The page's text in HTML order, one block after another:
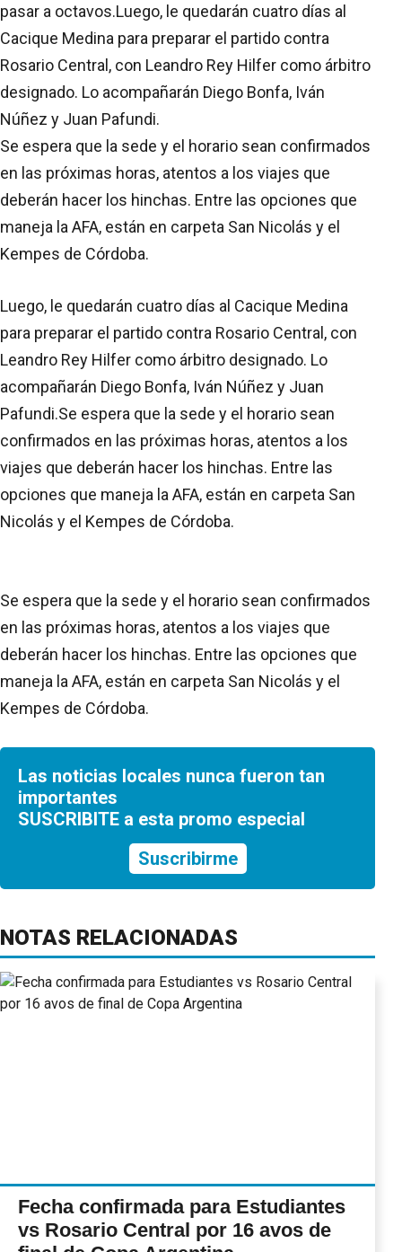
pasar a octavos.Luego, le quedarán cuatro días al
Cacique Medina para preparar el partido contra
Rosario Central, con Leandro Rey Hilfer como árbitro
designado. Lo acompañarán Diego Bonfa, Iván
Núñez y Juan Pafundi.
Se espera que la sede y el horario sean confirmados
en las próximas horas, atentos a los viajes que
deberán hacer los hinchas. Entre las opciones que
maneja la AFA, están en carpeta San Nicolás y el
Kempes de Córdoba.
Luego, le quedarán cuatro días al Cacique Medina
para preparar el partido contra Rosario Central, con
Leandro Rey Hilfer como árbitro designado. Lo
acompañarán Diego Bonfa, Iván Núñez y Juan
Pafundi.Se espera que la sede y el horario sean
confirmados en las próximas horas, atentos a los
viajes que deberán hacer los hinchas. Entre las
opciones que maneja la AFA, están en carpeta San
Nicolás y el Kempes de Córdoba.
Se espera que la sede y el horario sean confirmados
en las próximas horas, atentos a los viajes que
deberán hacer los hinchas. Entre las opciones que
maneja la AFA, están en carpeta San Nicolás y el
Kempes de Córdoba.
Las noticias locales nunca fueron tan
importantes
SUSCRIBITE a esta promo especial
Suscribirme
NOTAS RELACIONADAS
Fecha confirmada para Estudiantes
vs Rosario Central por 16 avos de